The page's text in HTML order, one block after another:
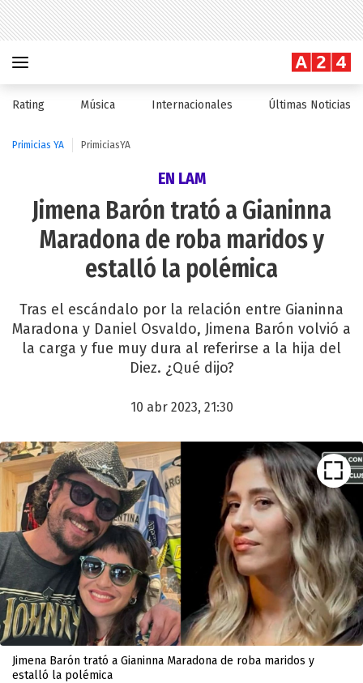
Rating Música Internacionales Últimas Noticias
Primicias YA PrimiciasYA
EN LAM
Jimena Barón trató a Gianinna
Maradona de roba maridos y
estalló la polémica
Tras el escándalo por la relación entre Gianinna
Maradona y Daniel Osvaldo, Jimena Barón volvió a
la carga y fue muy dura al referirse a la hija del
Diez. ¿Qué dijo?
10 abr 2023, 21:30
Jimena Barón trató a Gianinna Maradona de roba maridos y
estalló la polémica